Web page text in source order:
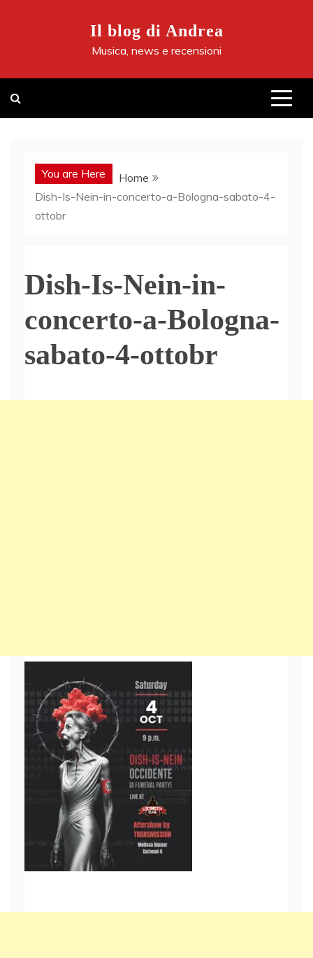
Il blog di Andrea
Musica, news e recensioni
You are Here
Home
Dish-Is-Nein-in-concerto-a-Bologna-sabato-4-
ottobr
Dish-Is-Nein-in-
concerto-a-Bologna-
sabato-4-ottobr